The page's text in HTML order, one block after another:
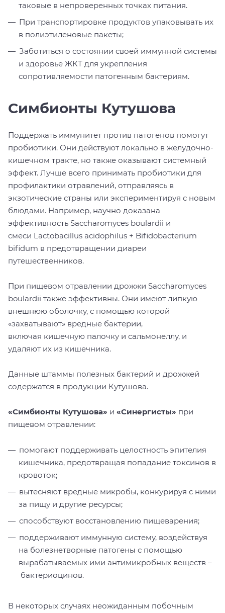
таковые в непроверенных точках питания.
При транспортировке продуктов упаковывать их
в полиэтиленовые пакеты;
Заботиться о состоянии своей иммунной системы
и здоровье ЖКТ для укрепления
сопротивляемости патогенным бактериям.
Симбионты Кутушова
Поддержать иммунитет против патогенов помогут
пробиотики. Они действуют локально в желудочно-
кишечном тракте, но также оказывают системный
эффект. Лучше всего принимать пробиотики для
профилактики отравлений, отправляясь в
экзотические страны или экспериментируя с новым
блюдами. Например, научно доказана
эффективность Saccharomyces boulardii и
смеси Lactobacillus acidophilus + Bifidobacterium
bifidum в предотвращении диареи
путешественников.
При пищевом отравлении дрожжи Saccharomyces
boulardii также эффективны. Они имеют липкую
внешнюю оболочку, с помощью которой
«захватывают» вредные бактерии,
включая кишечную палочку и сальмонеллу, и
удаляют их из кишечника.
Данные штаммы полезных бактерий и дрожжей
содержатся в продукции Кутушова.
«Симбионты Кутушова» и «Синергисты» при
пищевом отравлении:
помогают поддерживать целостность эпителия
кишечника, предотвращая попадание токсинов в
кровоток;
вытесняют вредные микробы, конкурируя с ними
за пищу и другие ресурсы;
способствуют восстановлению пищеварения;
поддерживают иммунную систему, воздействуя
на болезнетворные патогены с помощью
вырабатываемых ими антимикробных веществ –
бактериоцинов.
В некоторых случаях неожиданным побочным